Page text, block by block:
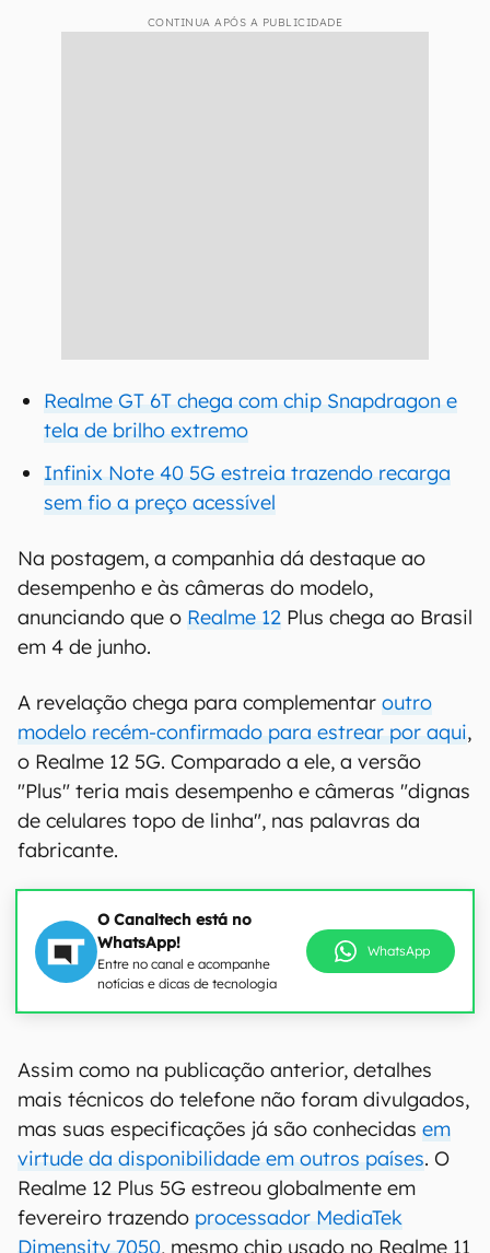
CONTINUA APÓS A PUBLICIDADE
Realme GT 6T chega com chip Snapdragon e
tela de brilho extremo
Infinix Note 40 5G estreia trazendo recarga
sem fio a preço acessível
Na postagem, a companhia dá destaque ao
desempenho e às câmeras do modelo,
anunciando que o Realme 12 Plus chega ao Brasil
em 4 de junho.
A revelação chega para complementar outro
modelo recém-confirmado para estrear por aqui,
o Realme 12 5G. Comparado a ele, a versão
"Plus" teria mais desempenho e câmeras "dignas
de celulares topo de linha", nas palavras da
fabricante.
O Canaltech está no
WhatsApp!
Entre no canal e acompanhe
notícias e dicas de tecnologia
WhatsApp
Assim como na publicação anterior, detalhes
mais técnicos do telefone não foram divulgados,
mas suas especificações já são conhecidas em
virtude da disponibilidade em outros países. O
Realme 12 Plus 5G estreou globalmente em
fevereiro trazendo processador MediaTek
Dimensity 7050, mesmo chip usado no Realme 11